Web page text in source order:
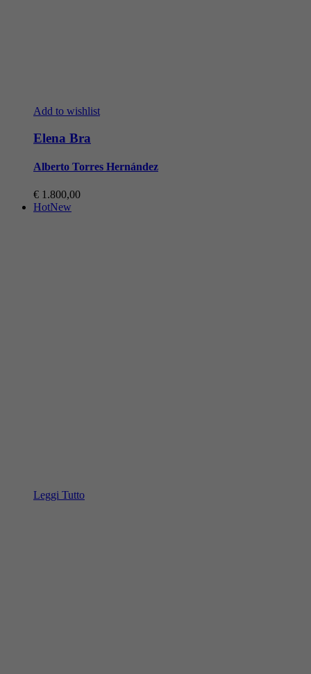
Add to wishlist
Elena Bra
Alberto Torres Hernández
€ 1.800,00
HotNew
Leggi Tutto